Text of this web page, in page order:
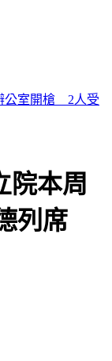
本Podcast
院本周
列席